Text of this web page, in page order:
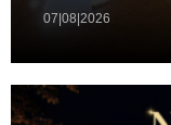
07|08|2026